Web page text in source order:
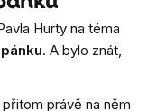
Hurty na téma
. A bylo znát,
právě na něm